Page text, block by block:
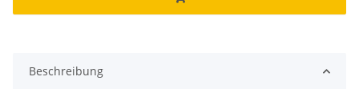
Beschreibung